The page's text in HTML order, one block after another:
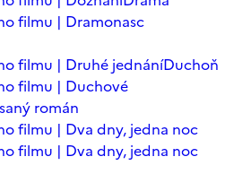
filmu | Dramonasc
filmu | Druhé jednáníDuchoň
filmu | Duchové
román
filmu | Dva dny, jedna noc
filmu | Dva dny, jedna noc